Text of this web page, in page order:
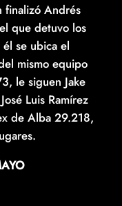
finalizó Andrés
que detuvo los
se ubica el
mismo equipo
le siguen Jake
Luis Ramírez
de Alba 29.218,